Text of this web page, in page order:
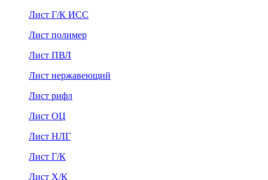
Лист Г/К ИСС
Лист полимер
Лист ПВЛ
Лист нержавеющий
Лист рифл
Лист ОЦ
Лист НЛГ
Лист Г/К
Лист Х/К